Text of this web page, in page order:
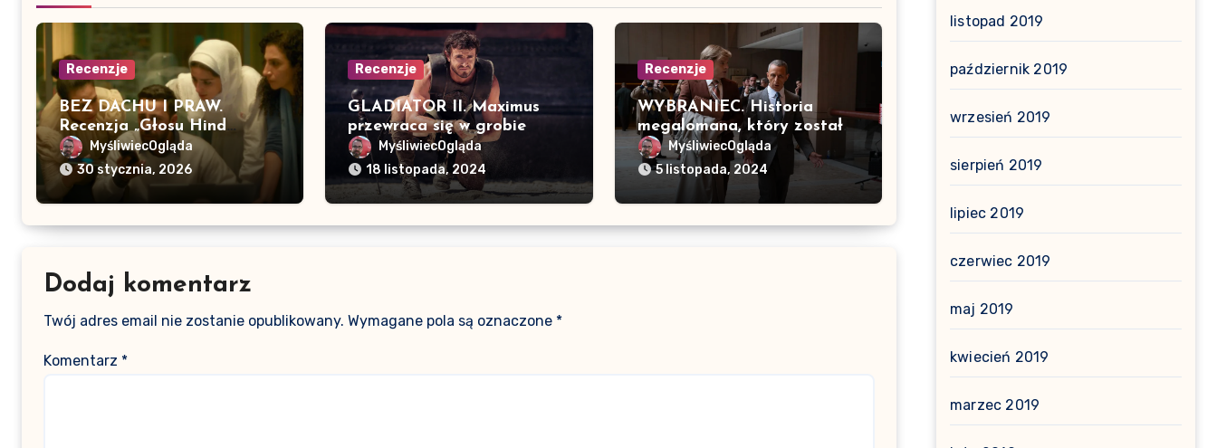
Recenzje
BEZ DACHU I PRAW.
Recenzja „Głosu Hind
Rajab”MyśliwiecOgląda
30 stycznia, 2026
Recenzje
GLADIATOR II. Maximus
przewraca się w grobie
MyśliwiecOgląda
18 listopada, 2024
Recenzje
WYBRANIEC. Historia
megalomana, który został
prezydentem
MyśliwiecOgląda
5 listopada, 2024
Dodaj komentarz
Twój adres email nie zostanie opublikowany. Wymagane pola są oznaczone *
Komentarz *
listopad 2019
październik 2019
wrzesień 2019
sierpień 2019
lipiec 2019
czerwiec 2019
maj 2019
kwiecień 2019
marzec 2019